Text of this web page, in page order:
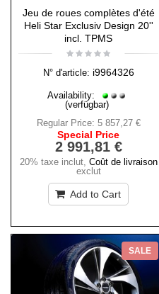
Jeu de roues complètes d'été
Heli Star Exclusiv Design 20''
incl. TPMS
N° d'article: i9964326
Availability:
(verfügbar)
Regular Price: 5 857,27 €
Special Price
2 991,81 €
20% taxe inclut, Coût de livraison
exclut
Add to Cart
SALE